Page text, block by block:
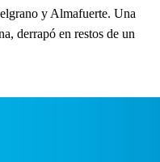
y Almafuerte. Una
derrapó en restos de un